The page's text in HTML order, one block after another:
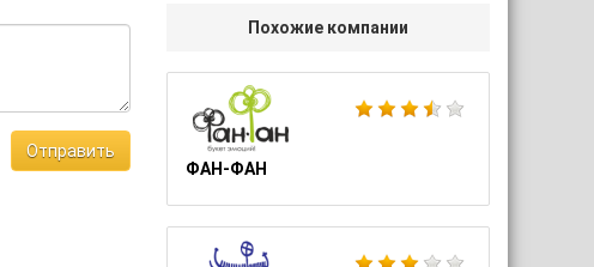
Похожие компании
ФАН-ФАН
Отправить